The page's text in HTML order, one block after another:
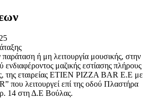
ή μη λειτουργία μουσικής, στην
ενδιαφέροντος μαζικής εστίασης πλήρους
της εταιρείας ΕΤΙΕΝ PIZZA BAR E.E με
που λειτουργεί επί της οδού Πλαστήρα
14 στη Δ.Ε Βούλας.